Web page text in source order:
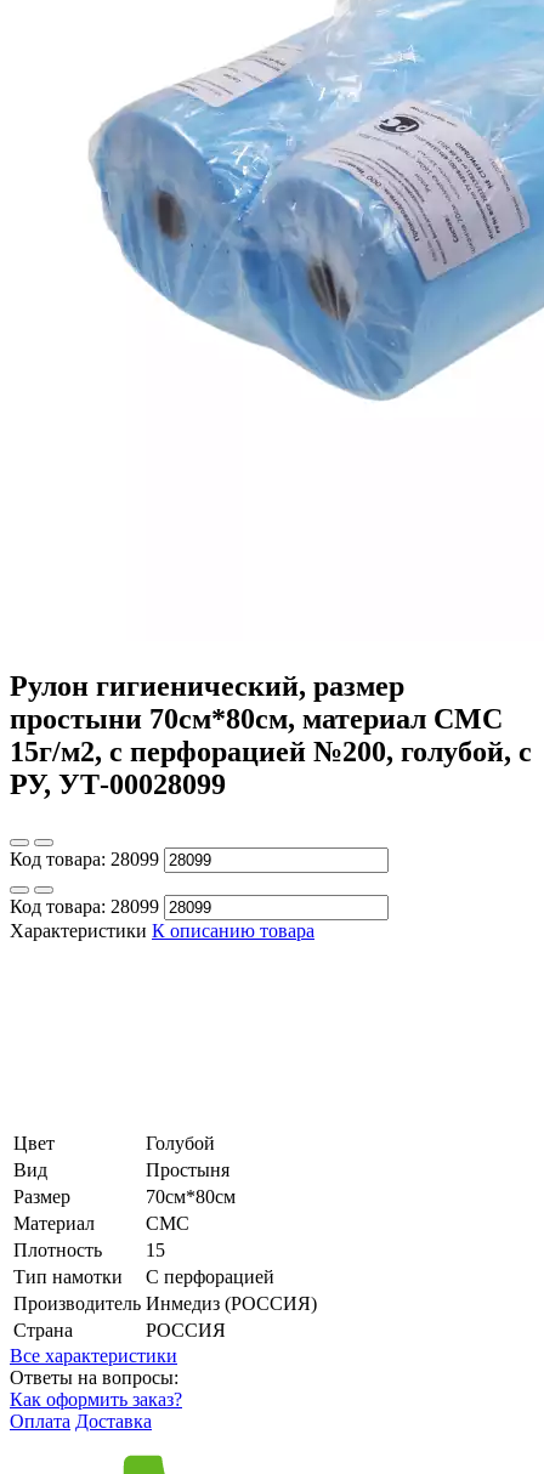
Рулон гигиенический, размер
простыни 70см*80см, материал СМС
15г/м2, с перфорацией №200, голубой, с
РУ, УТ-00028099
Код товара: 28099
Код товара: 28099
Характеристики К описанию товара
Цвет
Голубой
Вид
Простыня
Размер
70см*80см
Материал
СМС
Плотность
15
Тип намотки
С перфорацией
Производитель Инмедиз (РОССИЯ)
Страна
РОССИЯ
Все характеристики
Ответы на вопросы:
Как оформить заказ?
Оплата Доставка